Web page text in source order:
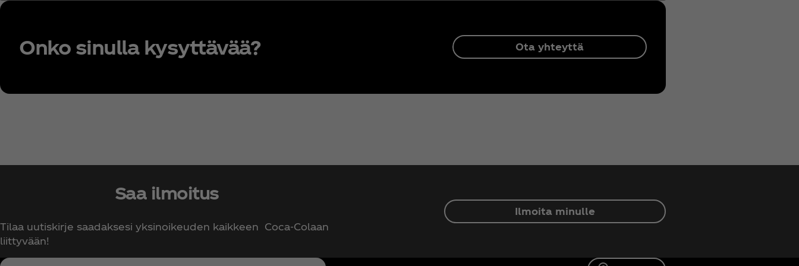
Onko sinulla kysyttävää? Ota yhteyttä
Saa ilmoitus
Tilaa uutiskirje saadaksesi yksinoikeuden kaikkeen Coca‑Colaan
liittyvään!
Ilmoita minulle